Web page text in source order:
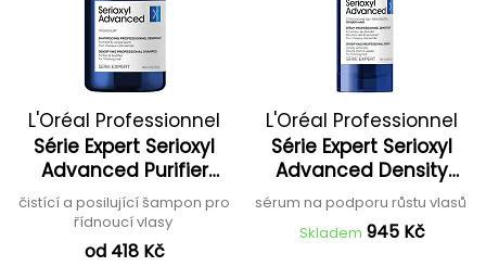
L'Oréal Professionnel
Série Expert Serioxyl
Advanced Purifier
Bodyfying Shampoo
čistící a posilující šampon pro
řídnoucí vlasy
od 418 Kč
L'Oréal Professionnel
Série Expert Serioxyl
Advanced Density
Activatro Sérum
sérum na podporu růstu vlasů
Skladem 945 Kč